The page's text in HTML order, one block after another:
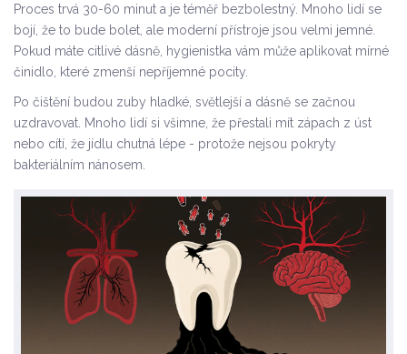
Proces trvá 30-60 minut a je téměř bezbolestný. Mnoho lidí se
bojí, že to bude bolet, ale moderní přístroje jsou velmi jemné.
Pokud máte citlivé dásně, hygienistka vám může aplikovat mírné
činidlo, které zmenší nepříjemné pocity.
Po čištění budou zuby hladké, světlejší a dásně se začnou
uzdravovat. Mnoho lidí si všimne, že přestali mít zápach z úst
nebo cítí, že jídlu chutná lépe - protože nejsou pokryty
bakteriálním nánosem.